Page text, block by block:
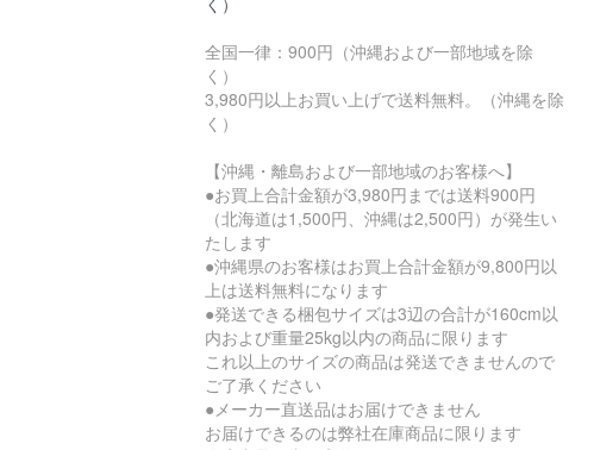
全国一律：900円（沖縄および一部地域を除
く）
3,980円以上お買い上げで送料無料。（沖縄を除
く）
【沖縄・離島および一部地域のお客様へ】
●お買上合計金額が3,980円までは送料900円
（北海道は1,500円、沖縄は2,500円）が発生い
たします
●沖縄県のお客様はお買上合計金額が9,800円以
上は送料無料になります
●発送できる梱包サイズは3辺の合計が160cm以
内および重量25kg以内の商品に限ります
これ以上のサイズの商品は発送できませんので
ご了承ください
●メーカー直送品はお届けできません
お届けできるのは弊社在庫商品に限ります